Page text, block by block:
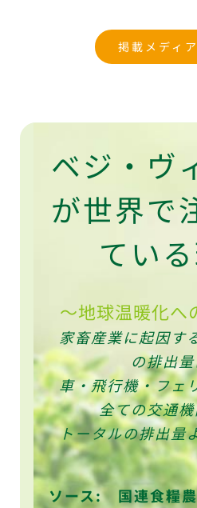
掲載メディ
ベジ・ヴ
が世界で
てい
～地球温暖化へ
家畜産業に起因す
の排出量
車・飛行機・フェ
全ての交通
トータルの排出量
ソース: 国連食糧
～地球の資源へ
家畜産業のシステ
全土の45%
また淡水の20-
る。
加えて、熱帯雨林
な原因で
～健康への
ベジタリアン料理
レステロール値
糖尿病、癌などの
る。
ベジタリアンの食
分に摂取
～動物への
日本で屠殺される
リの
年間約6億
家畜の育て方は「
う体系が
ソース: 農林水産
～食糧問題へ
1kg の牛肉を作
物が必要で
人が食べられる穀
なって
家畜は彼らが生み
量よりも多く消